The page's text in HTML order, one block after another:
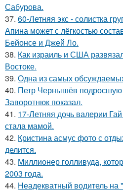
Сабурова.
37. 60-Летняя экс - солистка
Апина может с лёгкостью
Бейонсе и Джей Ло.
38. Как израиль и США
Востоке.
39. Одна из самых
40. Петр Чернышёв подросшую
Заворотнюк показал.
41. 17-Летняя дочь валерии
стала мамой.
42. Кристина асмус фото с
делится.
43. Миллионер голливуда,
2003 года.
44. Неадекватный водитель на